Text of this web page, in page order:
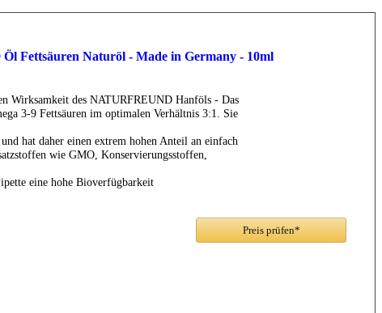
Fettsäuren Naturöl - Made in Germany - 10ml
des NATURFREUND Hanföls - Das
3-9 Fettsäuren im optimalen Verhältnis 3:1. Sie
hat daher einen extrem hohen Anteil an einfach
wie GMO, Konservierungsstoffen,
eine hohe Bioverfügbarkeit
Preis prüfen*